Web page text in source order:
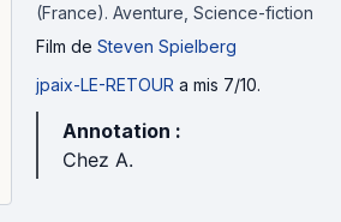
(France). Aventure, Science-fiction
Film de Steven Spielberg
jpaix-LE-RETOUR a mis 7/10.
Annotation :
Chez A.